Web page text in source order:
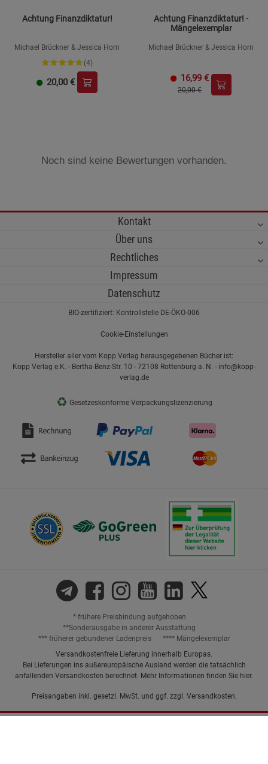
Achtung Finanzdiktatur!
Michael Brückner & Jessica Horn
(4)
20,00 €
Achtung Finanzdiktatur! -
Mängelexemplar
Michael Brückner & Jessica Horn
16,99 €
20,00 €
Noch sind keine Bewertungen vorhanden.
Kontakt
Über uns
Rechtliches
Impressum
Datenschutz
BIO-zertifiziert: Kontrollstelle DE-ÖKO-006
Cookie-Einstellungen
Hersteller aller vom Kopp Verlag herausgegebenen Bücher ist:
Kopp Verlag e.K. - Bertha-Benz-Str. 10 - 72108 Rottenburg a. N. - info@kopp-
verlag.de
♻ Gesetzeskonforme Verpackungslizenzierung
* frühere Preisbindung aufgehoben
**Sonderausgabe in anderer Ausstattung
*** früherer gebundener Ladenpreis
**** Mängelexemplar
Versandkostenfreie Lieferung innerhalb Europas.
Bei Lieferungen ins außereuropäische Ausland werden die tatsächlich
anfallenden Versandkosten berechnet. Mehr Informationen finden Sie hier.
Preisangaben inkl. gesetzl. MwSt. und ggf. zzgl. Versandkosten.